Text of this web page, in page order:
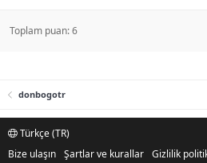
Toplam puan: 6
donbogotr
Türkçe (TR)
Bize ulaşın Şartlar ve kurallar Gizlilik